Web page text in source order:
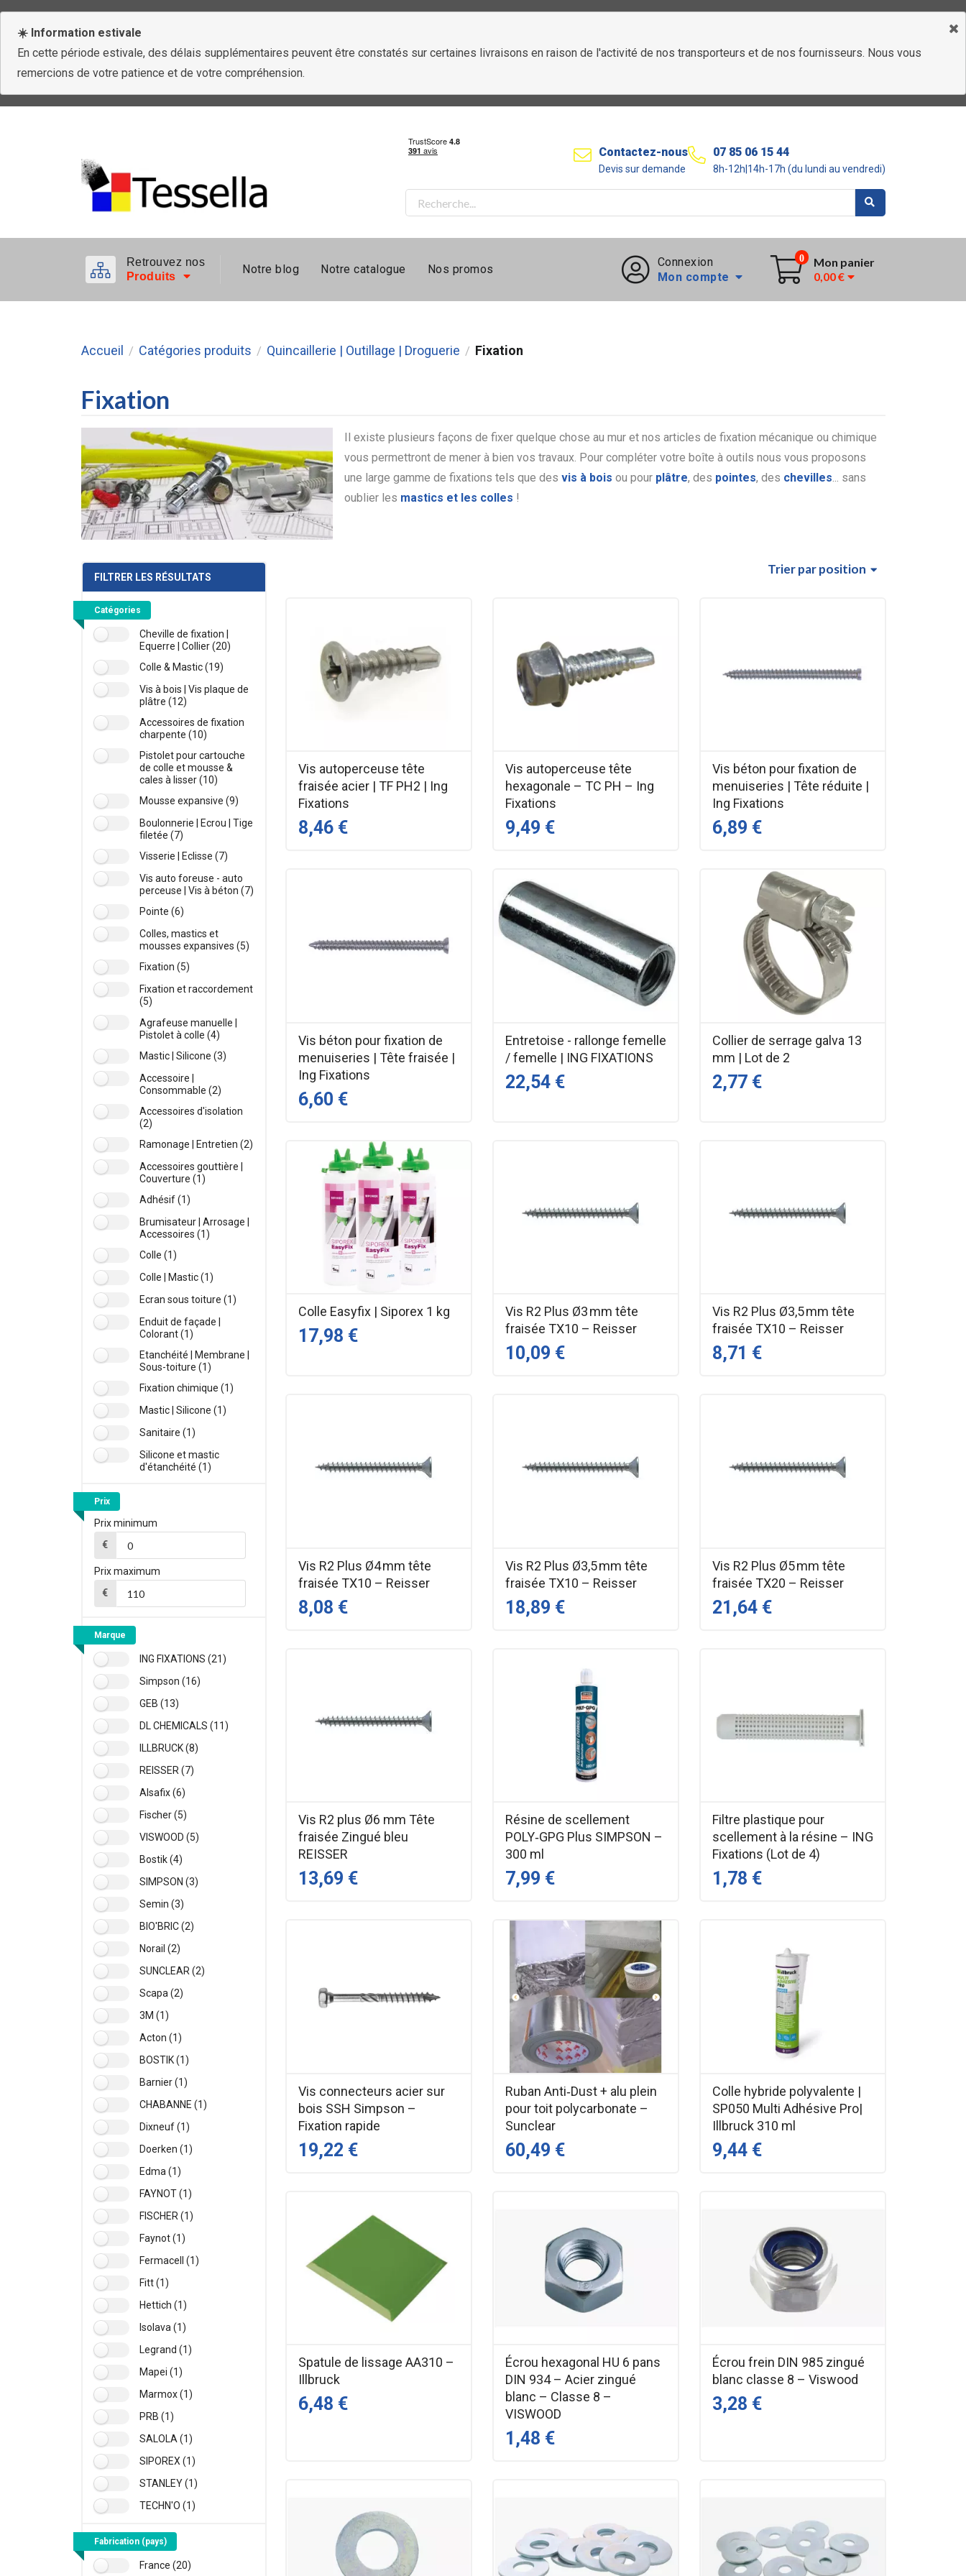
☀️ Information estivale
En cette période estivale, des délais supplémentaires peuvent être constatés sur certaines livraisons en raison de l'activité de nos transporteurs et de nos fournisseurs. Nous vous
remercions de votre patience et de votre compréhension.
Contactez-nous
Devis sur demande
07 85 06 15 44
8h-12h|14h-17h (du lundi au vendredi)
Retrouvez nos
Produits
Notre blog Notre catalogue Nos promos
Connexion
Mon compte
0
Mon panier
0,00 €
Accueil / Catégories produits / Quincaillerie | Outillage | Droguerie / Fixation
Fixation
Il existe plusieurs façons de fixer quelque chose au mur et nos articles de fixation mécanique ou chimique
vous permettront de mener à bien vos travaux. Pour compléter votre boîte à outils nous vous proposons
une large gamme de fixations tels que des vis à bois ou pour plâtre, des pointes, des chevilles... sans
oublier les mastics et les colles !
FILTRER LES RÉSULTATS
Catégories
Cheville de fixation |
Equerre | Collier (20)
Colle & Mastic (19)
Vis à bois | Vis plaque de
plâtre (12)
Accessoires de fixation
charpente (10)
Pistolet pour cartouche
de colle et mousse &
cales à lisser (10)
Mousse expansive (9)
Boulonnerie | Ecrou | Tige
filetée (7)
Visserie | Eclisse (7)
Vis auto foreuse - auto
perceuse | Vis à béton (7)
Pointe (6)
Colles, mastics et
mousses expansives (5)
Fixation (5)
Fixation et raccordement
(5)
Agrafeuse manuelle |
Pistolet à colle (4)
Mastic | Silicone (3)
Accessoire |
Consommable (2)
Accessoires d'isolation
(2)
Ramonage | Entretien (2)
Accessoires gouttière |
Couverture (1)
Adhésif (1)
Brumisateur | Arrosage |
Accessoires (1)
Colle (1)
Colle | Mastic (1)
Ecran sous toiture (1)
Enduit de façade |
Colorant (1)
Etanchéité | Membrane |
Sous-toiture (1)
Fixation chimique (1)
Mastic | Silicone (1)
Sanitaire (1)
Silicone et mastic
d'étanchéité (1)
Prix
Prix minimum
€
Prix maximum
€
Marque
ING FIXATIONS (21)
Simpson (16)
GEB (13)
DL CHEMICALS (11)
ILLBRUCK (8)
REISSER (7)
Alsafix (6)
Fischer (5)
VISWOOD (5)
Bostik (4)
SIMPSON (3)
Semin (3)
BIO'BRIC (2)
Norail (2)
SUNCLEAR (2)
Scapa (2)
3M (1)
Acton (1)
BOSTIK (1)
Barnier (1)
CHABANNE (1)
Dixneuf (1)
Doerken (1)
Edma (1)
FAYNOT (1)
FISCHER (1)
Faynot (1)
Fermacell (1)
Fitt (1)
Hettich (1)
Isolava (1)
Legrand (1)
Mapei (1)
Marmox (1)
PRB (1)
SALOLA (1)
SIPOREX (1)
STANLEY (1)
TECHN'O (1)
Fabrication (pays)
France (20)
Trierpar position
Vis autoperceuse tête
fraisée acier | TF PH2 | Ing
Fixations
8,46 €
Vis autoperceuse tête
hexagonale – TC PH – Ing
Fixations
9,49 €
Vis béton pour fixation de
menuiseries | Tête réduite |
Ing Fixations
6,89 €
Vis béton pour fixation de
menuiseries | Tête fraisée |
Ing Fixations
6,60 €
Entretoise - rallonge femelle
/ femelle | ING FIXATIONS
22,54 €
Collier de serrage galva 13
mm | Lot de 2
2,77 €
Colle Easyfix | Siporex 1 kg
17,98 €
Vis R2 Plus Ø3 mm tête
fraisée TX10 – Reisser
10,09 €
Vis R2 Plus Ø3,5 mm tête
fraisée TX10 – Reisser
8,71 €
Vis R2 Plus Ø4 mm tête
fraisée TX10 – Reisser
8,08 €
Vis R2 Plus Ø3,5 mm tête
fraisée TX10 – Reisser
18,89 €
Vis R2 Plus Ø5 mm tête
fraisée TX20 – Reisser
21,64 €
Vis R2 plus Ø6 mm Tête
fraisée Zingué bleu
REISSER
13,69 €
Résine de scellement
POLY‑GPG Plus SIMPSON –
300 ml
7,99 €
Filtre plastique pour
scellement à la résine – ING
Fixations (Lot de 4)
1,78 €
Vis connecteurs acier sur
bois SSH Simpson –
Fixation rapide
19,22 €
Ruban Anti‑Dust + alu plein
pour toit polycarbonate –
Sunclear
60,49 €
Colle hybride polyvalente |
SP050 Multi Adhésive Pro|
Illbruck 310 ml
9,44 €
Spatule de lissage AA310 –
Illbruck
6,48 €
Écrou hexagonal HU 6 pans
DIN 934 – Acier zingué
blanc – Classe 8 –
VISWOOD
1,48 €
Écrou frein DIN 985 zingué
blanc classe 8 – Viswood
3,28 €